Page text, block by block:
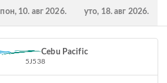
пон, 10. авг 2026. уто, 18. авг 2026.
Cebu Pacific
5J538